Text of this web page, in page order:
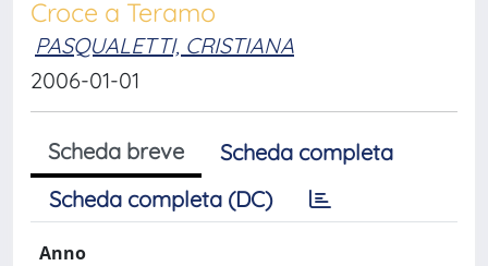
Croce a Teramo
PASQUALETTI, CRISTIANA
2006-01-01
Scheda breve
Scheda completa
Scheda completa (DC)
Anno